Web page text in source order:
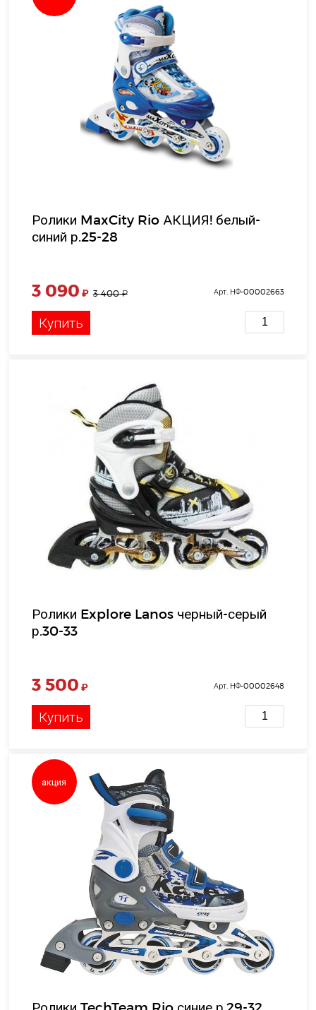
Ролики MaxCity Rio АКЦИЯ! белый-
синий р.25-28
3 090 ₽ 3 400₽ Арт. НФ-00002663
Купить
Ролики Explore Lanos черный-серый
р.30-33
3 500 ₽ Арт. НФ-00002648
Купить
акция